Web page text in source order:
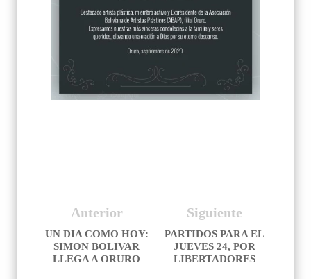
Siguiente
PARTIDOS PARA EL
JUEVES 24, POR
LIBERTADORES
Anterior
UN DIA COMO HOY:
SIMON BOLIVAR
LLEGA A ORURO